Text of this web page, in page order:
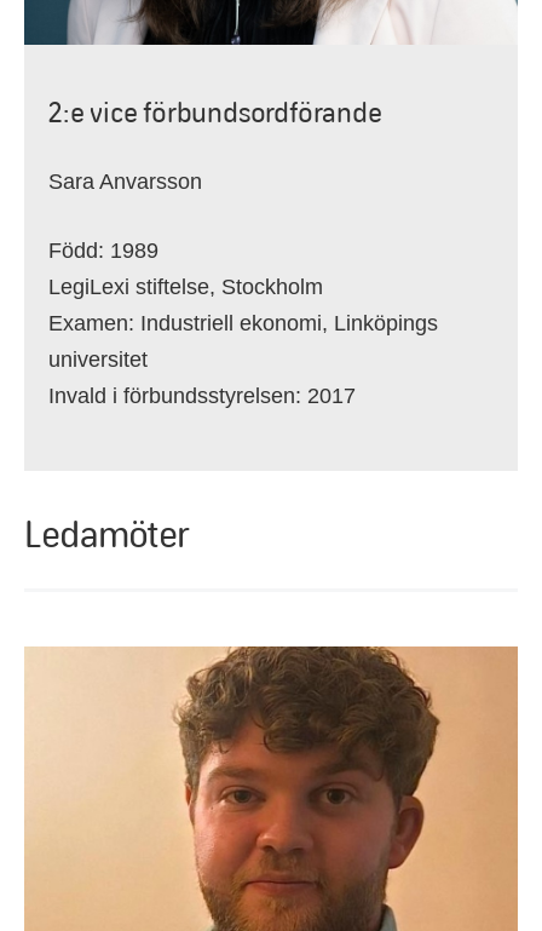
2:e vice förbundsordförande
Sara Anvarsson
Född: 1989
LegiLexi stiftelse, Stockholm
Examen: Industriell ekonomi, Linköpings
universitet
Invald i förbundsstyrelsen: 2017
Ledamöter